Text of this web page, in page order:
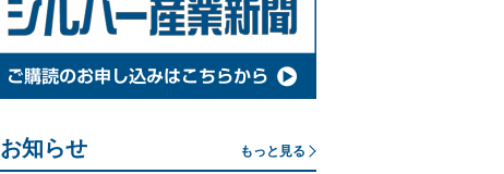
お知らせ もっと見る